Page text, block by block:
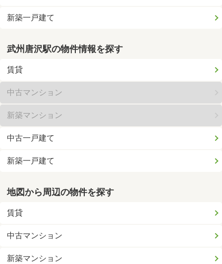
新築一戸建て
武州唐沢駅の物件情報を探す
賃貸
中古マンション
新築マンション
中古一戸建て
新築一戸建て
地図から周辺の物件を探す
賃貸
中古マンション
新築マンション